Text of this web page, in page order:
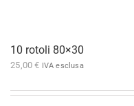
10 rotoli 80×30
25,00€ IVA esclusa